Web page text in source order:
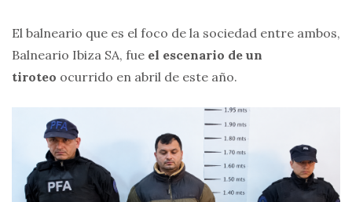
El balneario que es el foco de la sociedad entre ambos,
Balneario Ibiza SA, fue el escenario de un
tiroteo ocurrido en abril de este año.